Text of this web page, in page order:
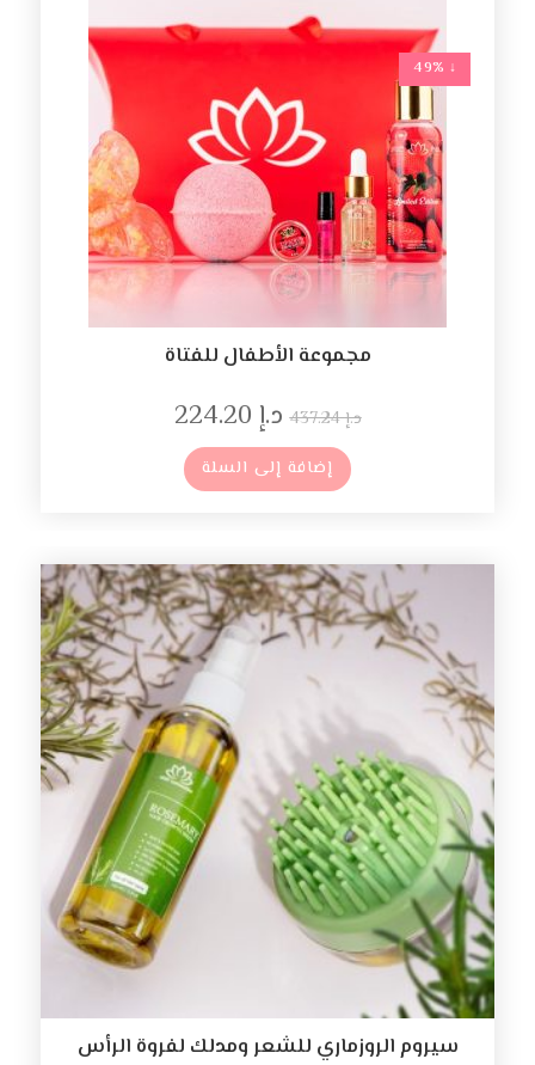
↓ 49%
مجموعة الأطفال للفتاة
د.إ437.24 د.إ
إضافة إلى السلة
سيروم الروزماري للشعر ومدلك لفروة الرأس